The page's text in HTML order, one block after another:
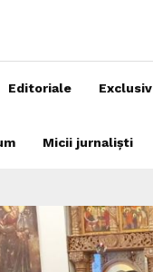
Editoriale Exclusiv
Micii jurnaliști